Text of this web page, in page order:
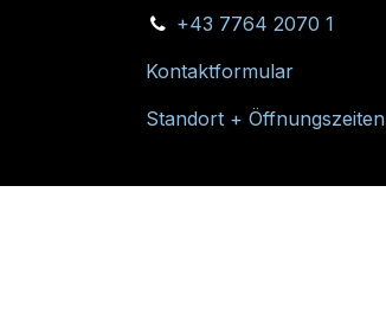
+43 7764 2070 1
Kontaktformular
Standort + Öffnungszeiten